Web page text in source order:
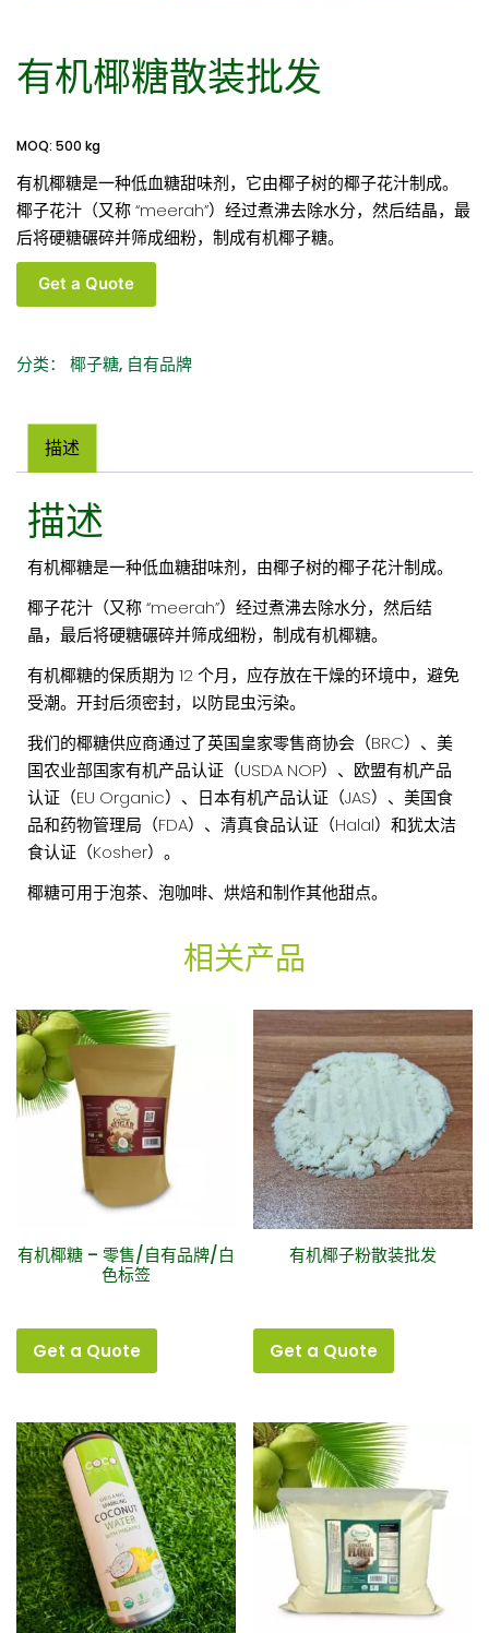
有机椰糖散装批发
MOQ: 500 kg
有机椰糖是一种低血糖甜味剂，它由椰子树的椰子花汁制成。
椰子花汁（又称 “meerah”）经过煮沸去除水分，然后结晶，最
后将硬糖碾碎并筛成细粉，制成有机椰子糖。
机
糖
散
批
量
Get a Quote
分类： 椰子糖, 自有品牌
描述
描述
有机椰糖是一种低血糖甜味剂，由椰子树的椰子花汁制成。
椰子花汁（又称 “meerah”）经过煮沸去除水分，然后结
晶，最后将硬糖碾碎并筛成细粉，制成有机椰糖。
有机椰糖的保质期为 12 个月，应存放在干燥的环境中，避免
受潮。开封后须密封，以防昆虫污染。
我们的椰糖供应商通过了英国皇家零售商协会（BRC）、美
国农业部国家有机产品认证（USDA NOP）、欧盟有机产品
认证（EU Organic）、日本有机产品认证（JAS）、美国食
品和药物管理局（FDA）、清真食品认证（Halal）和犹太洁
食认证（Kosher）。
椰糖可用于泡茶、泡咖啡、烘焙和制作其他甜点。
相关产品
有机椰糖 – 零售/自有品牌/白
色标签
Get a Quote
有机椰子粉散装批发
Get a Quote